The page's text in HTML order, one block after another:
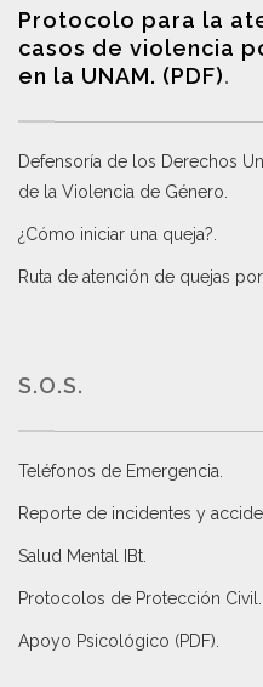
Protocolo para la
casos de violencia
en la UNAM. (PDF).
Defensoría de los Derechos
de la Violencia de Género
¿Cómo iniciar una queja?
Ruta de atención de quejas
S.O.S.
Teléfonos de Emergencia.
Reporte de incidentes y
Salud Mental IBt
Protocolos de Protección Civil
Apoyo Psicológico (PDF)